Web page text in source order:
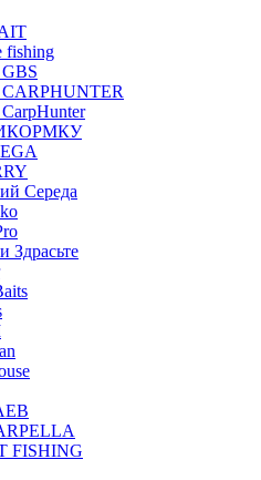
fishing
CARPHUNTER
Середа
Здрасьте
FISHING